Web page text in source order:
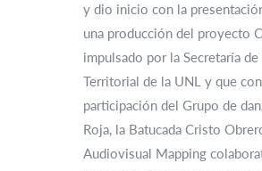
y dio inicio con la
una producción del proyecto
impulsado por la Secretaría
Territorial de la UNL y que
participación del Grupo de
Roja, la Batucada Cristo
Audiovisual Mapping